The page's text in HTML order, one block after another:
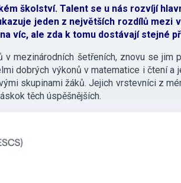
školství. Talent se u nás rozvíjí
jeden z největších rozdílů mezi
víc, ale zda k tomu dostávají stejné
mezinárodních šetřeních, znovu se jim
dobrých výkonů v matematice i čtení a
skupinami žáků. Jejich vrstevníci z
těch úspěšnějších.